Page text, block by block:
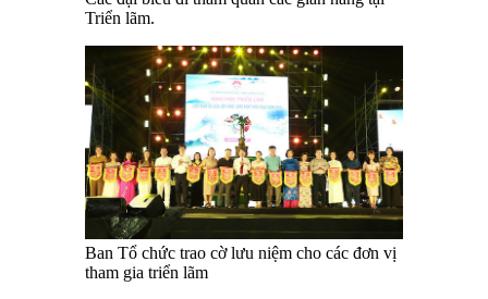
Triển lãm.
Ban Tổ chức trao cờ lưu niệm cho các đơn vị
tham gia triển lãm